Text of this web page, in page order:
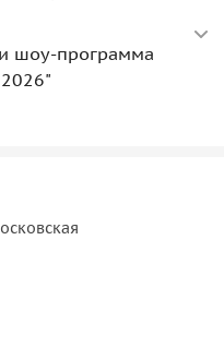
шоу-программа